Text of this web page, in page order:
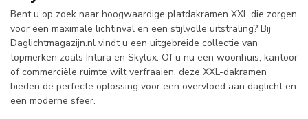
Bent u op zoek naar hoogwaardige platdakramen XXL die zorgen
voor een maximale lichtinval en een stijlvolle uitstraling? Bij
Daglichtmagazijn.nl vindt u een uitgebreide collectie van
topmerken zoals Intura en Skylux. Of u nu een woonhuis, kantoor
of commerciële ruimte wilt verfraaien, deze XXL-dakramen
bieden de perfecte oplossing voor een overvloed aan daglicht en
een moderne sfeer.